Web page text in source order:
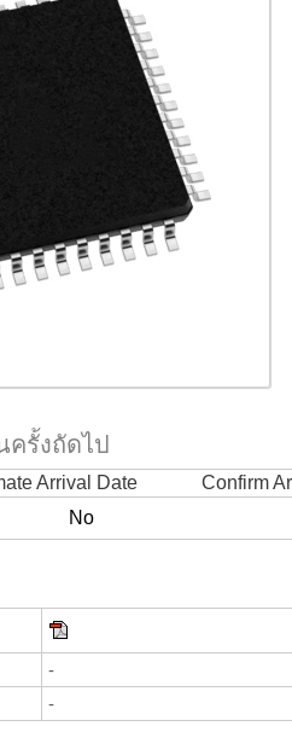
ครั้งถัดไป
Arrival Date
Confirm
No
-
-